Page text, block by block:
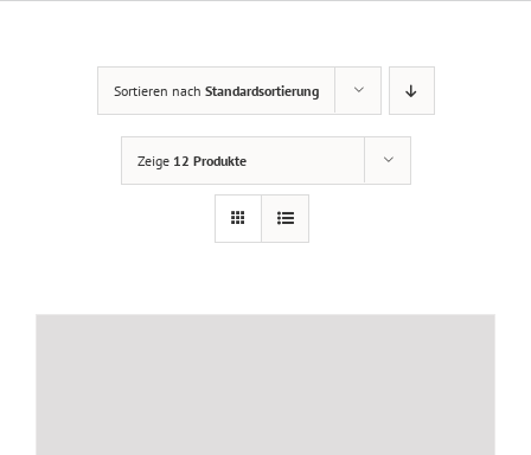
Sortieren nach Standardsortierung
Zeige 12 Produkte